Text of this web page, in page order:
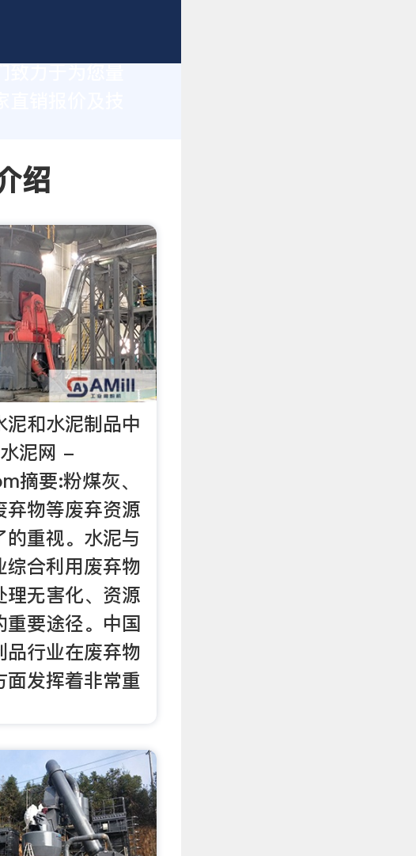
销报价及技
绍
泥和水泥制品中
泥网 -
摘要:粉煤灰、
弃物等废弃资源
的重视。水泥与
综合利用废弃物
理无害化、资源
重要途径。中国
品行业在废弃物
面发挥着非常重